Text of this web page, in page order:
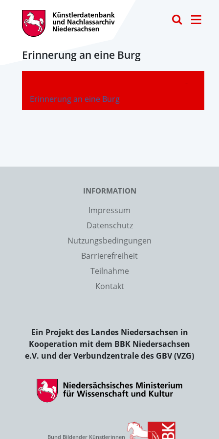
Erinnerung an eine Burg
Erinnerung an eine Burg
-
INFORMATION
Impressum
Datenschutz
Nutzungsbedingungen
Barrierefreiheit
Teilnahme
Kontakt
Ein Projekt des Landes Niedersachsen in
Kooperation mit dem BBK Niedersachsen
e.V. und der Verbundzentrale des GBV (VZG)
Bund Bildender Künstlerinnen